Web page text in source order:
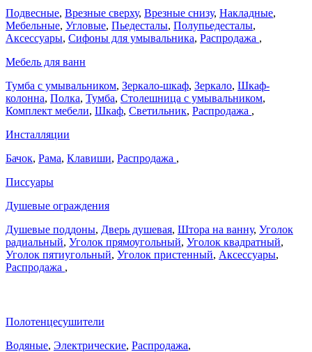
Подвесные, Врезные сверху, Врезные снизу, Накладные,
Мебельные, Угловые, Пьедесталы, Полупьедесталы,
Аксессуары, Сифоны для умывальника, Распродажа ,
Мебель для ванн
Тумба с умывальником, Зеркало-шкаф, Зеркало, Шкаф-
колонна, Полка, Тумба, Столешница с умывальником,
Комплект мебели, Шкаф, Светильник, Распродажа ,
Инсталляции
Бачок, Рама, Клавиши, Распродажа ,
Писсуары
Душевые ограждения
Душевые поддоны, Дверь душевая, Штора на ванну, Уголок
радиальный, Уголок прямоугольный, Уголок квадратный,
Уголок пятиугольный, Уголок пристенный, Аксессуары,
Распродажа ,
Полотенцесушители
Водяные, Электрические, Распродажа,